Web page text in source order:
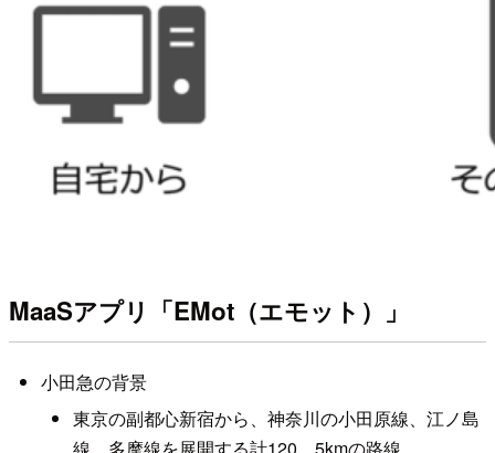
MaaSアプリ「EMot（エモット）」
小田急の背景
東京の副都心新宿から、神奈川の小田原線、江ノ島